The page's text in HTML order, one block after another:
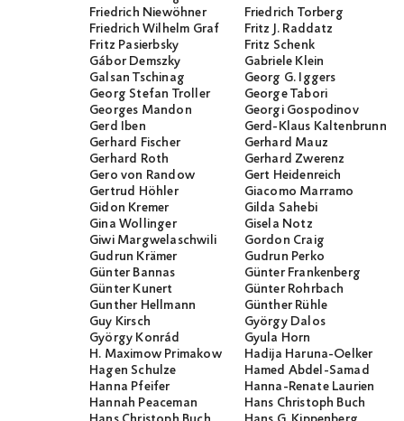
Friedrich Niewöhner
Friedrich Torberg
Friedrich Wilhelm Graf
Fritz J. Raddatz
Fritz Pasierbsky
Fritz Schenk
Gábor Demszky
Gabriele Klein
Galsan Tschinag
Georg G. Iggers
Georg Stefan Troller
George Tabori
Georges Mandon
Georgi Gospodinov
Gerd Iben
Gerd-Klaus Kaltenbrunner
Gerhard Fischer
Gerhard Mauz
Gerhard Roth
Gerhard Zwerenz
Gero von Randow
Gert Heidenreich
Gertrud Höhler
Giacomo Marramo
Gidon Kremer
Gilda Sahebi
Gina Wollinger
Gisela Notz
Giwi Margwelaschwili
Gordon Craig
Gudrun Krämer
Gudrun Perko
Günter Bannas
Günter Frankenberg
Günter Kunert
Günter Rohrbach
Gunther Hellmann
Günther Rühle
Guy Kirsch
György Dalos
György Konrád
Gyula Horn
H. Maximow Primakow
Hadija Haruna-Oelker
Hagen Schulze
Hamed Abdel-Samad
Hanna Pfeifer
Hanna-Renate Laurien
Hannah Peaceman
Hans Christoph Buch